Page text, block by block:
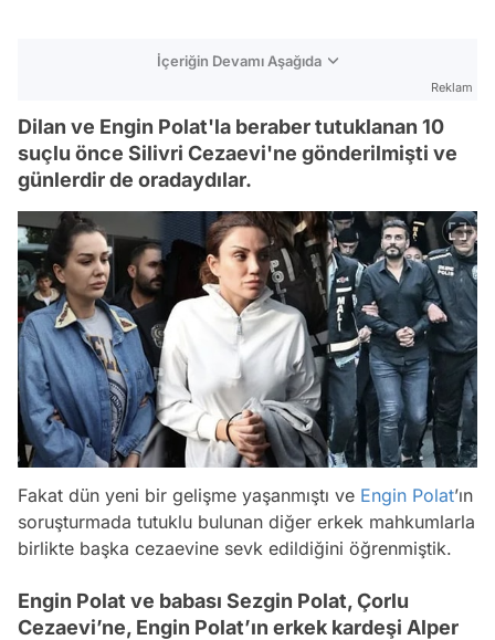
İçeriğin Devamı Aşağıda
Reklam
Dilan ve Engin Polat'la beraber tutuklanan 10
suçlu önce Silivri Cezaevi'ne gönderilmişti ve
günlerdir de oradaydılar.
Fakat dün yeni bir gelişme yaşanmıştı ve Engin Polat’ın
soruşturmada tutuklu bulunan diğer erkek mahkumlarla
birlikte başka cezaevine sevk edildiğini öğrenmiştik.
Engin Polat ve babası Sezgin Polat, Çorlu
Cezaevi’ne, Engin Polat’ın erkek kardeşi Alper